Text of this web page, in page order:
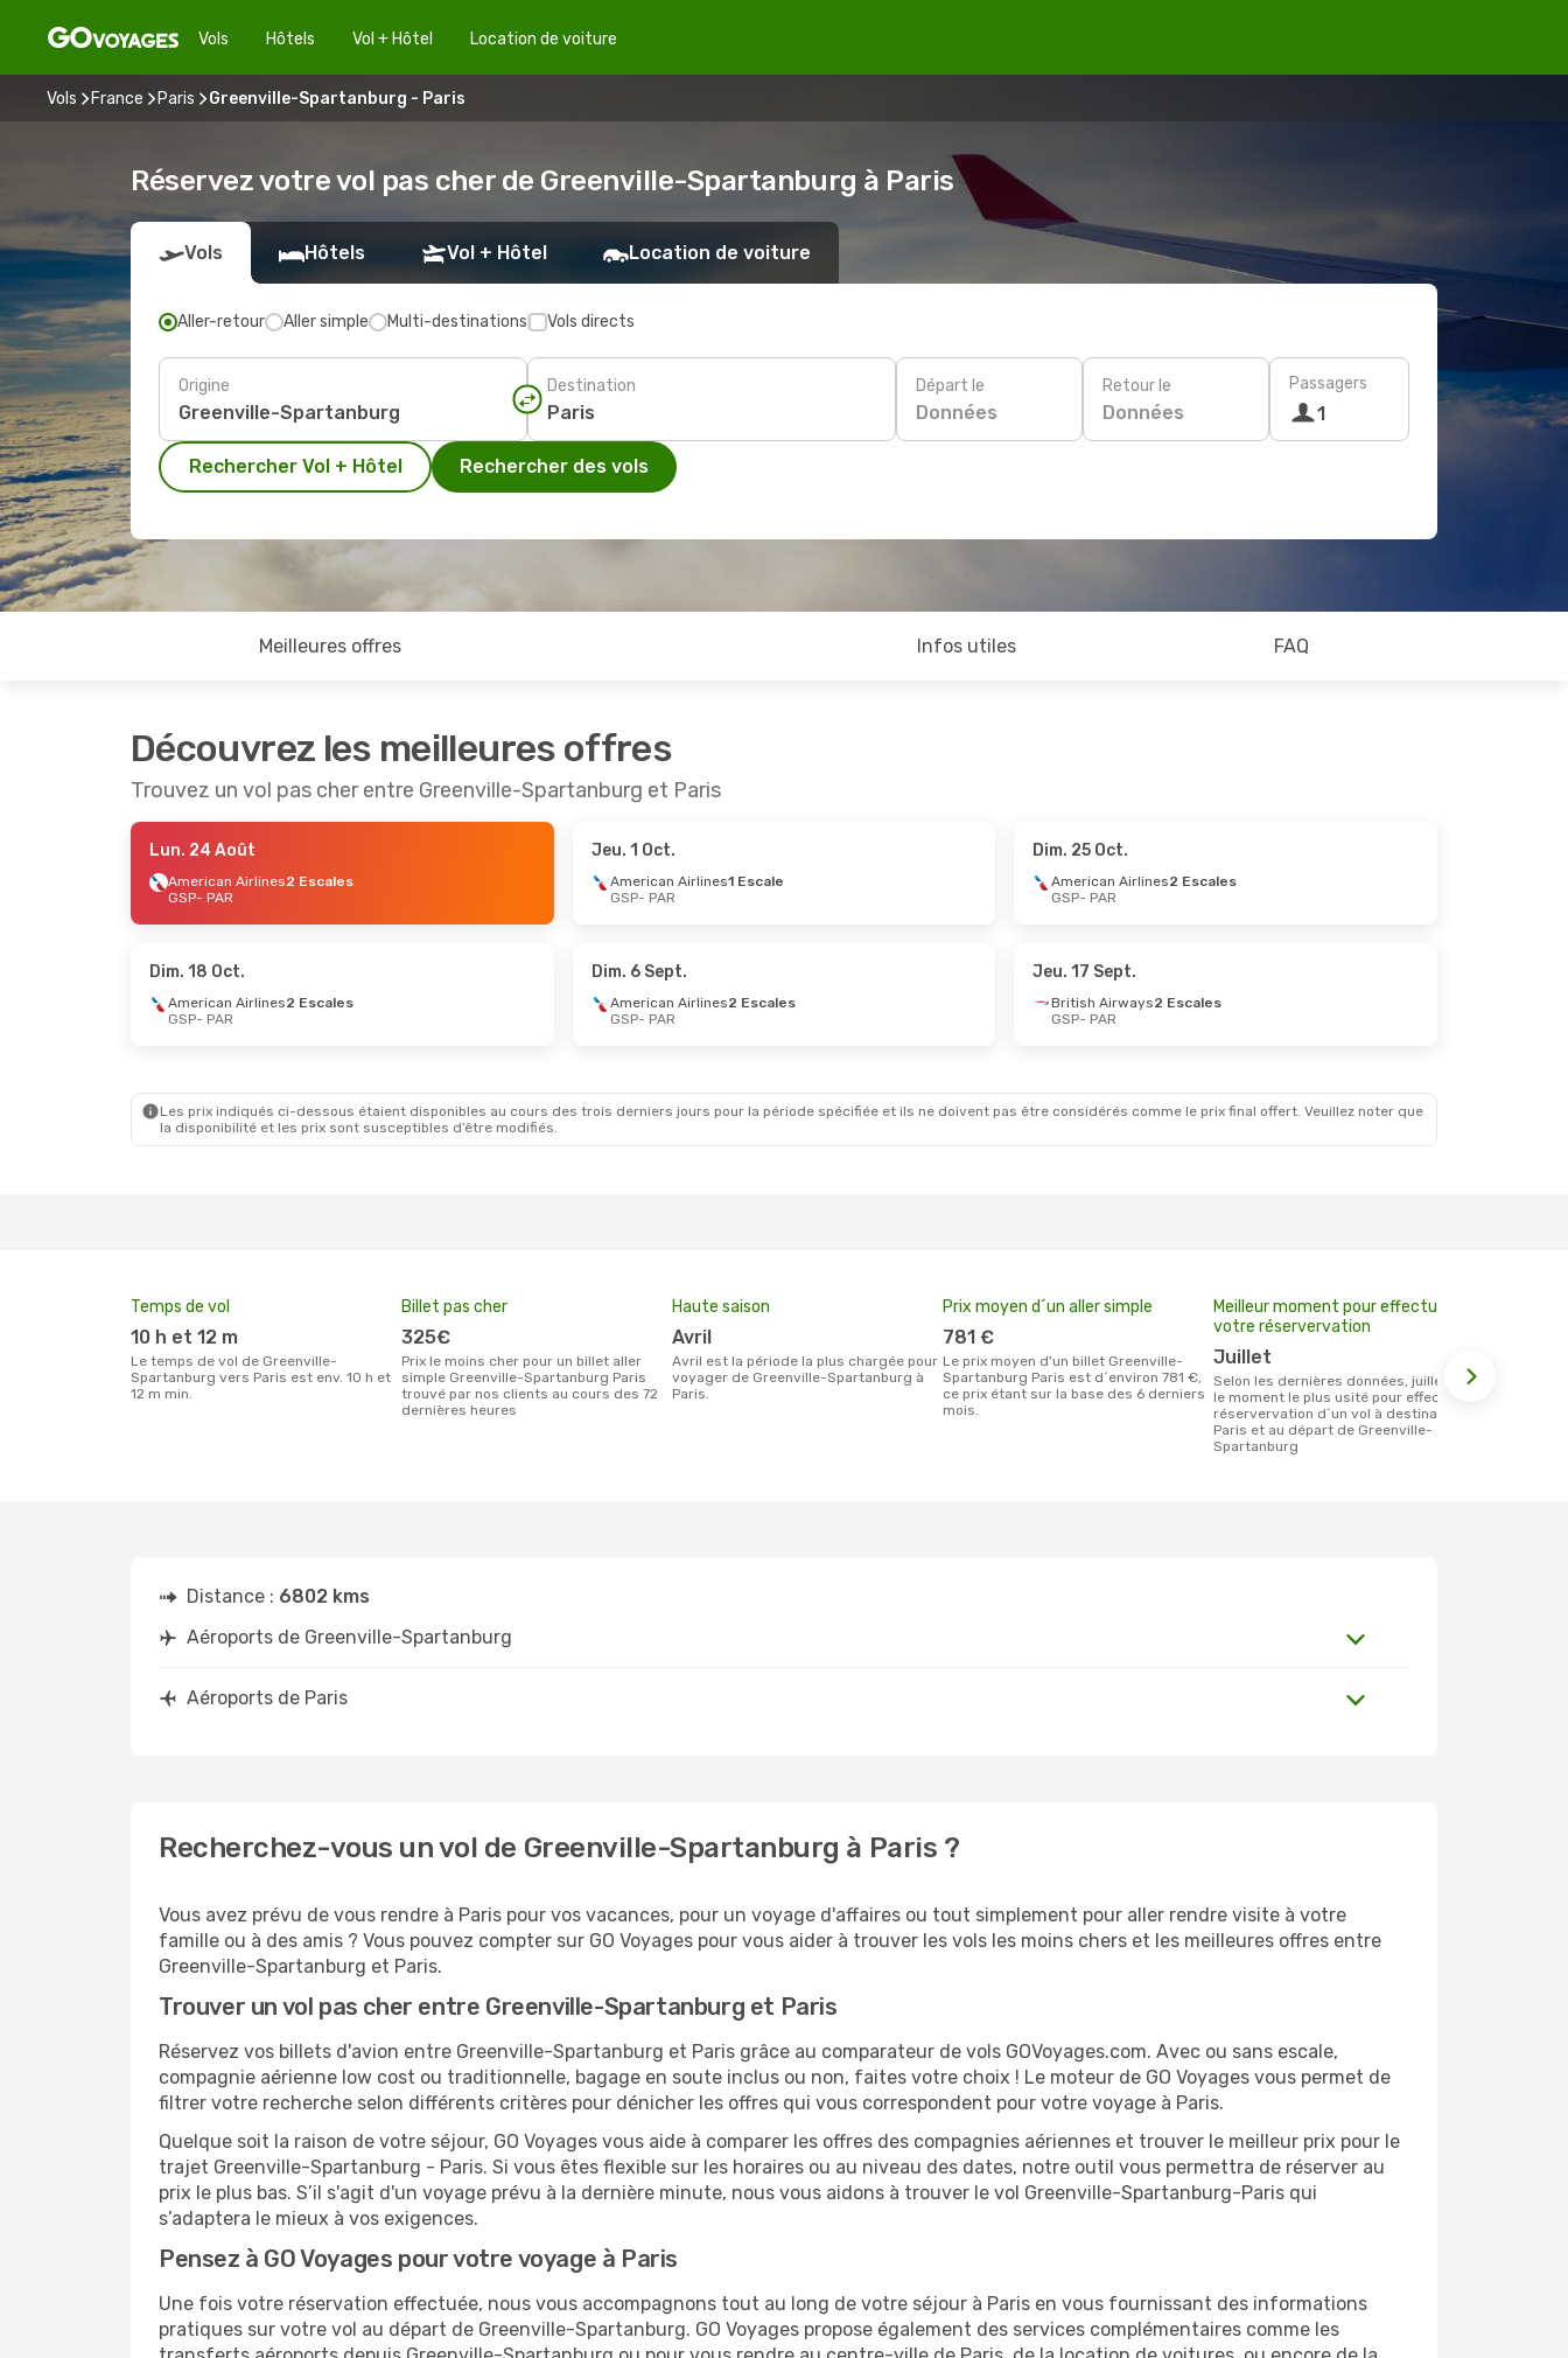
Vols Hôtels Vol + Hôtel Location de voiture
Vols France Paris Greenville-Spartanburg - Paris
Réservez votre vol pas cher de Greenville-Spartanburg à Paris
Vols Hôtels Vol + Hôtel Location de voiture
Aller-retour Aller simple Multi-destinations Vols directs
Origine Destination Départ le
Données
Retour le
Données
Passagers
1
Rechercher Vol + Hôtel Rechercher des vols
Meilleures offres Infos utiles FAQ
Découvrez les meilleures offres
Trouvez un vol pas cher entre Greenville-Spartanburg et Paris
Lun. 24 Août
American Airlines2 Escales
GSP- PAR
Jeu. 1 Oct.
American Airlines1 Escale
GSP- PAR
Dim. 25 Oct.
American Airlines2 Escales
GSP- PAR
Dim. 18 Oct.
American Airlines2 Escales
GSP- PAR
Dim. 6 Sept.
American Airlines2 Escales
GSP- PAR
Jeu. 17 Sept.
British Airways2 Escales
GSP- PAR
Les prix indiqués ci-dessous étaient disponibles au cours des trois derniers jours pour la période spécifiée et ils ne doivent pas être considérés comme le prix final offert. Veuillez noter que
la disponibilité et les prix sont susceptibles d’être modifiés.
Temps de vol
10 h et 12 m
Le temps de vol de Greenville-
Spartanburg vers Paris est env. 10 h et
12 m min.
Billet pas cher
325€
Prix le moins cher pour un billet aller
simple Greenville-Spartanburg Paris
trouvé par nos clients au cours des 72
dernières heures
Haute saison
avril
avril est la période la plus chargée pour
voyager de Greenville-Spartanburg à
Paris.
Prix moyen d´un aller simple
781 €
Le prix moyen d'un billet Greenville-
Spartanburg Paris est d´environ 781 €,
ce prix étant sur la base des 6 derniers
mois.
Meilleur moment pour effectuer
votre réservervation
juillet
Selon les dernières données, juillet est
le moment le plus usité pour effectuer la
réservervation d´un vol à destination de
Paris et au départ de Greenville-
Spartanburg
Distance : 6802 kms
Aéroports de Greenville-Spartanburg
Aéroports de Paris
Recherchez-vous un vol de Greenville-Spartanburg à Paris ?
Vous avez prévu de vous rendre à Paris pour vos vacances, pour un voyage d'affaires ou tout simplement pour aller rendre visite à votre
famille ou à des amis ? Vous pouvez compter sur GO Voyages pour vous aider à trouver les vols les moins chers et les meilleures offres entre
Greenville-Spartanburg et Paris.
Trouver un vol pas cher entre Greenville-Spartanburg et Paris
Réservez vos billets d'avion entre Greenville-Spartanburg et Paris grâce au comparateur de vols GOVoyages.com. Avec ou sans escale,
compagnie aérienne low cost ou traditionnelle, bagage en soute inclus ou non, faites votre choix ! Le moteur de GO Voyages vous permet de
filtrer votre recherche selon différents critères pour dénicher les offres qui vous correspondent pour votre voyage à Paris.
Quelque soit la raison de votre séjour, GO Voyages vous aide à comparer les offres des compagnies aériennes et trouver le meilleur prix pour le
trajet Greenville-Spartanburg - Paris. Si vous êtes flexible sur les horaires ou au niveau des dates, notre outil vous permettra de réserver au
prix le plus bas. S’il s'agit d'un voyage prévu à la dernière minute, nous vous aidons à trouver le vol Greenville-Spartanburg-Paris qui
s’adaptera le mieux à vos exigences.
Pensez à GO Voyages pour votre voyage à Paris
Une fois votre réservation effectuée, nous vous accompagnons tout au long de votre séjour à Paris en vous fournissant des informations
pratiques sur votre vol au départ de Greenville-Spartanburg. GO Voyages propose également des services complémentaires comme les